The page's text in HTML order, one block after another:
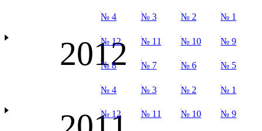
№ 4 № 3 № 2 № 1
2012
№ 12 № 11 № 10 № 9
№ 8 № 7 № 6 № 5
№ 4 № 3 № 2 № 1
№ 12 № 11 № 10 № 9